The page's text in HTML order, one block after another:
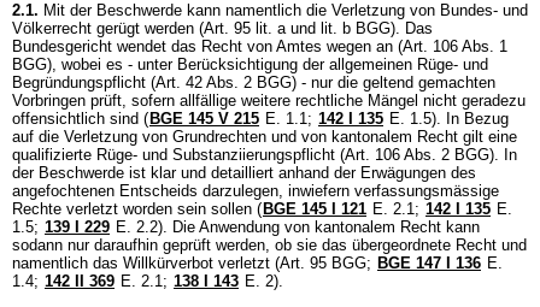
2.1. Mit der Beschwerde kann namentlich die Verletzung von Bundes- und
Völkerrecht gerügt werden (Art. 95 lit. a und lit. b BGG). Das
Bundesgericht wendet das Recht von Amtes wegen an (Art. 106 Abs. 1
BGG), wobei es - unter Berücksichtigung der allgemeinen Rüge- und
Begründungspflicht (Art. 42 Abs. 2 BGG) - nur die geltend gemachten
Vorbringen prüft, sofern allfällige weitere rechtliche Mängel nicht geradezu
offensichtlich sind ( BGE 145 V 215 E. 1.1; 142 I 135 E. 1.5). In Bezug
auf die Verletzung von Grundrechten und von kantonalem Recht gilt eine
qualifizierte Rüge- und Substanziierungspflicht (Art. 106 Abs. 2 BGG). In
der Beschwerde ist klar und detailliert anhand der Erwägungen des
angefochtenen Entscheids darzulegen, inwiefern verfassungsmässige
Rechte verletzt worden sein sollen ( BGE 145 I 121 E. 2.1; 142 I 135 E.
1.5; 139 I 229 E. 2.2). Die Anwendung von kantonalem Recht kann
sodann nur daraufhin geprüft werden, ob sie das übergeordnete Recht und
namentlich das Willkürverbot verletzt (Art. 95 BGG; BGE 147 I 136 E.
1.4; 142 II 369 E. 2.1; 138 I 143 E. 2).